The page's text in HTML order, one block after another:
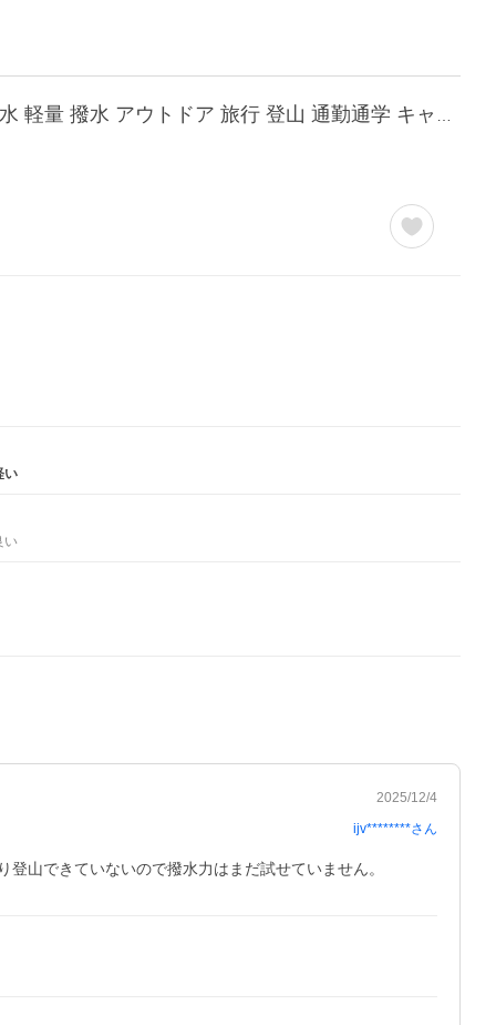
い
い
2025/12/4
ijv********さん
山できていないので撥水力はまだ試せていません。